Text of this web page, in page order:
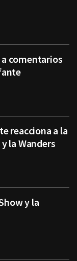
a comentarios
reacciona a la
la Wanders
y la